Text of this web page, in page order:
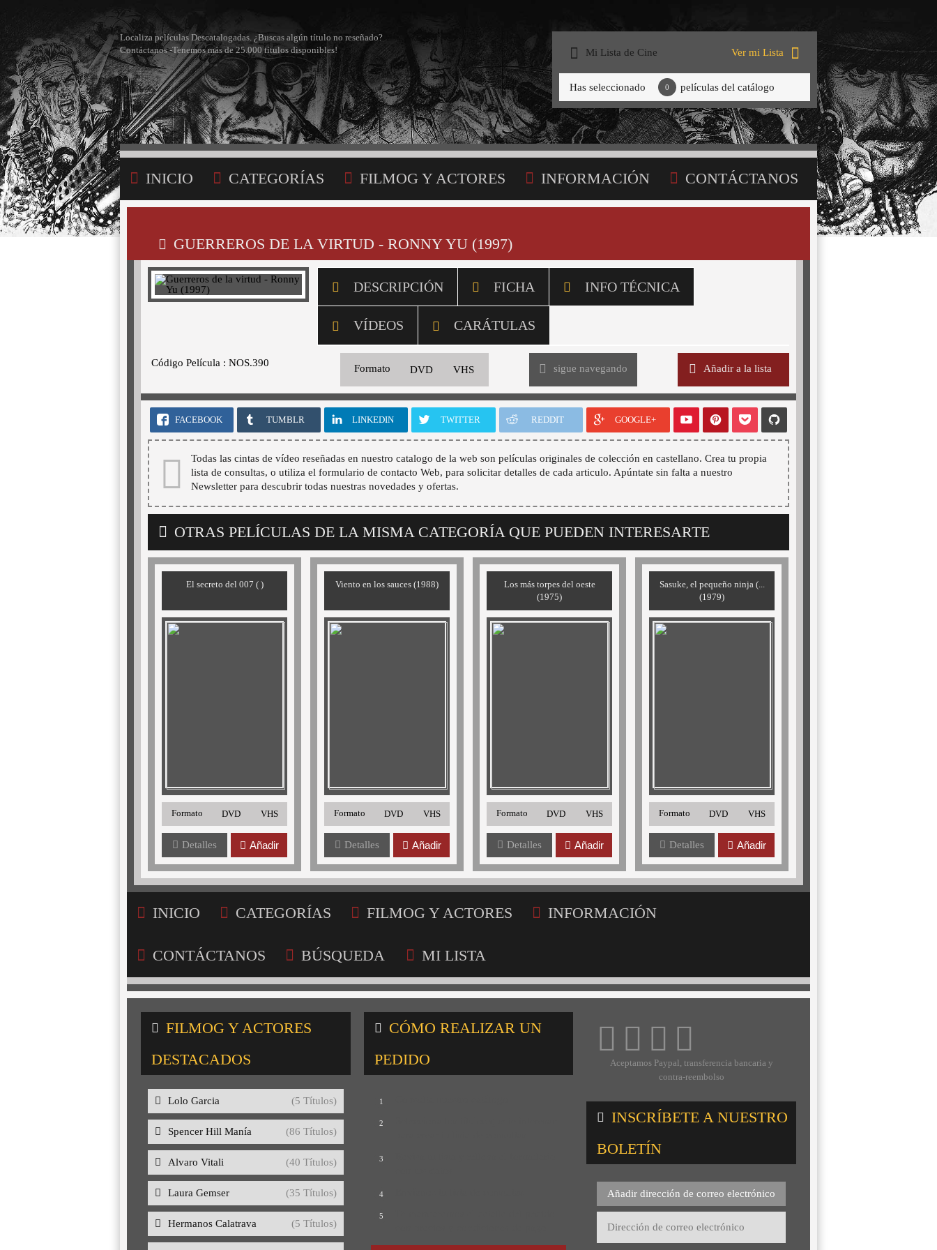
Localiza películas Descatalogadas. ¿Buscas algún título no reseñado?
Contáctanos -Tenemos más de 25.000 títulos disponibles!
Mi Lista de Cine Ver mi Lista
Has seleccionado 0 películas del catálogo
INICIO CATEGORÍAS FILMOG Y ACTORES INFORMACIÓN CONTÁCTANOS
GUERREROS DE LA VIRTUD - RONNY YU (1997)
DESCRIPCIÓN FICHA INFO TÉCNICA
VÍDEOS CARÁTULAS
Código Película : NOS.390
Formato DVD VHS sigue navegando Añadir a la lista
FACEBOOK TUMBLR LINKEDIN TWITTER REDDIT GOOGLE+
Todas las cintas de vídeo reseñadas en nuestro catalogo de la web son películas originales de colección en castellano. Crea tu propia
lista de consultas, o utiliza el formulario de contacto Web, para solicitar detalles de cada articulo. Apúntate sin falta a nuestro
Newsletter para descubrir todas nuestras novedades y ofertas.
OTRAS PELÍCULAS DE LA MISMA CATEGORÍA QUE PUEDEN INTERESARTE
El secreto del 007 ( )
Formato DVD VHS
Detalles Añadir
Viento en los sauces (1988)
Formato DVD VHS
Detalles Añadir
Los más torpes del oeste
(1975)
Formato DVD VHS
Detalles Añadir
Sasuke, el pequeño ninja (...
(1979)
Formato DVD VHS
Detalles Añadir
INICIO CATEGORÍAS FILMOG Y ACTORES INFORMACIÓN
CONTÁCTANOS BÚSQUEDA MI LISTA
FILMOG Y ACTORES
DESTACADOS
Lolo Garcia (5 Títulos)
Spencer Hill Manía (86 Títulos)
Alvaro Vitali (40 Títulos)
Laura Gemser (35 Títulos)
Hermanos Calatrava (5 Títulos)
CÓMO REALIZAR UN
PEDIDO
1
2
3
4
5
Aceptamos Paypal, transferencia bancaria y
contra-reembolso
INSCRÍBETE A NUESTRO
BOLETÍN
Añadir dirección de correo electrónico